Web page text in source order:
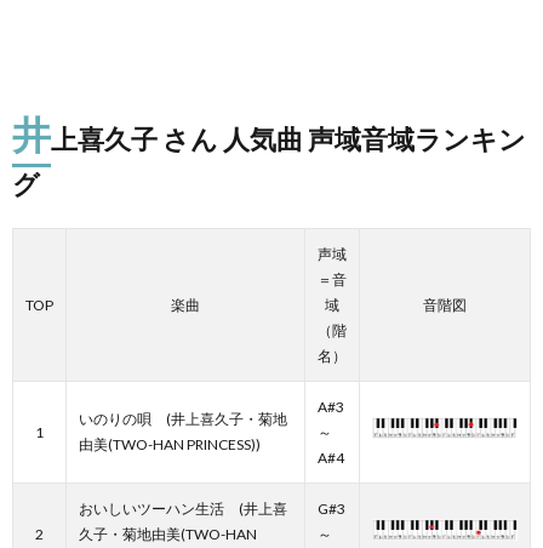
井上喜久子 さん 人気曲 声域音域ランキン
グ
TOP 楽曲
声域
＝音
域
（階
名）
音階図
1
いのりの唄 (井上喜久子・菊地
由美(TWO-HAN PRINCESS))
A#3
～
A#4
2
おいしいツーハン生活 (井上喜
久子・菊地由美(TWO-HAN
G#3
～